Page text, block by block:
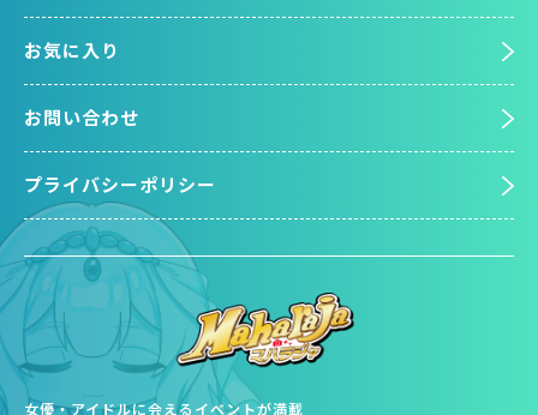
女優・アイドルに会えるイベントが満載
お気に入り
お問い合わせ
プライバシーポリシー